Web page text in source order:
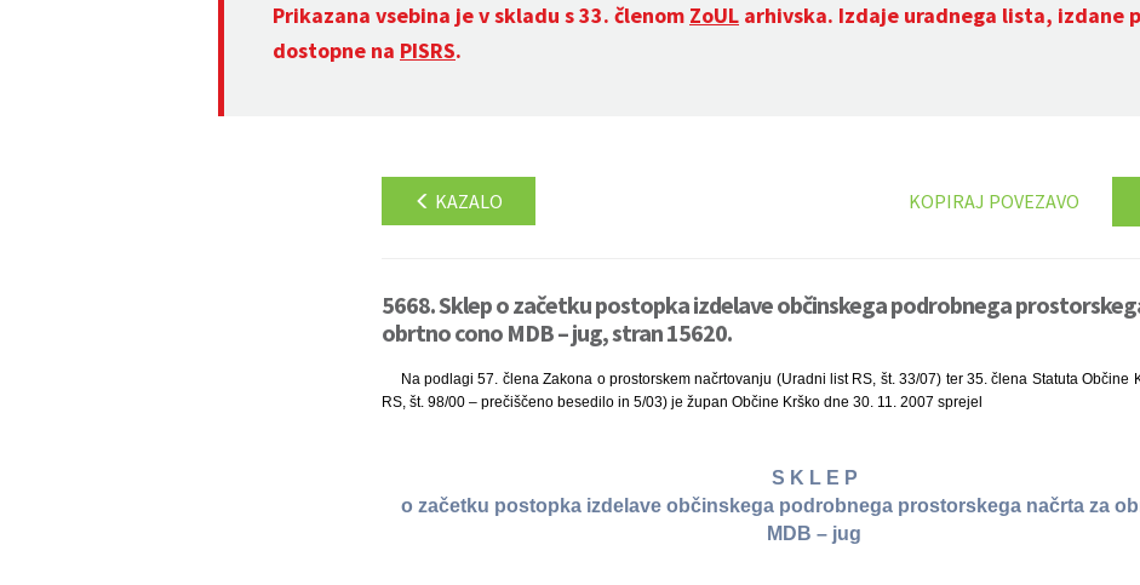
Prikazana vsebina je v skladu s 33. členom ZoUL arhivska. Izdaje uradnega lista, izdane
dostopne na PISRS.
KAZALO KOPIRAJ POVEZAVO
5668. Sklep o začetku postopka izdelave občinskega podrobnega
obrtno cono MDB – jug, stran 15620.
Na podlagi 57. člena Zakona o prostorskem načrtovanju (Uradni list RS, št. 33/07) ter 35. člena Statuta Občine
RS, št. 98/00 – prečiščeno besedilo in 5/03) je župan Občine Krško dne 30. 11. 2007 sprejel
S K L E P
o začetku postopka izdelave občinskega podrobnega prostorskega načrta za
MDB – jug